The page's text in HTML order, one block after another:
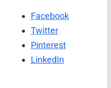
Facebook
Twitter
Pinterest
LinkedIn